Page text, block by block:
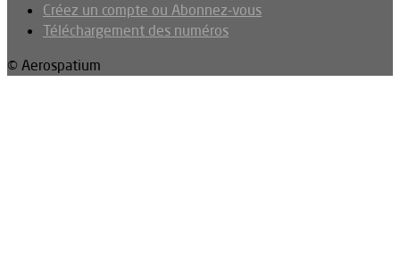
Créez un compte ou Abonnez-vous
Téléchargement des numéros
© Aerospatium